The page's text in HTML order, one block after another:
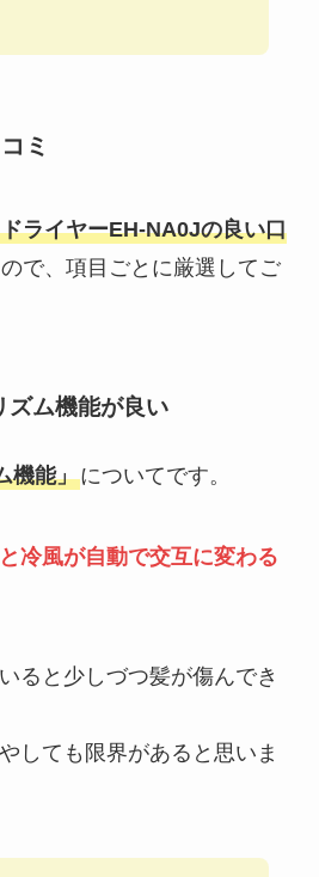
ミ
ライヤーEH-NA0Jの良い口
で、項目ごとに厳選してご
ム機能が良い
機能」についてです。
冷風が自動で交互に変わる
ると少しづつ髪が傷んでき
しても限界があると思いま